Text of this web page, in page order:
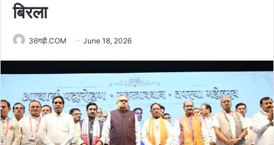
बिरला
36गढ़ी.COM June 18, 2026